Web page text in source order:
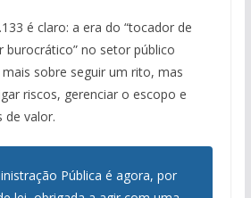
é claro: a era do “tocador de
burocrático” no setor público
sobre seguir um rito, mas
riscos, gerenciar o escopo e
de valor.
Pública é agora, por